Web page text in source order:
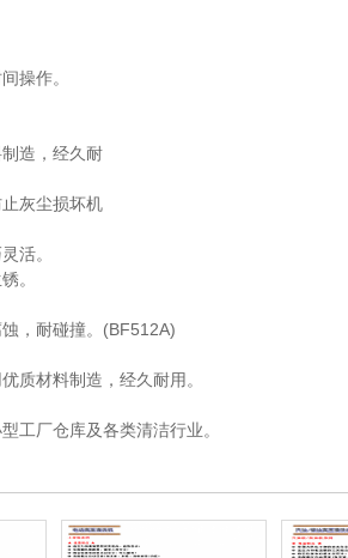
操作。
造，经久耐
灰尘损坏机
活。
。
，耐碰撞。(BF512A)
质材料制造，经久耐用。
工厂仓库及各类清洁行业。